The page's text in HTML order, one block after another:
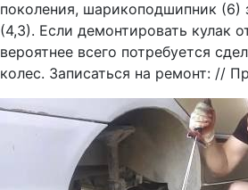
поколения, шарикоподшипник (6)
(4,3). Если демонтировать кулак
вероятнее всего потребуется
колес. Записаться на ремонт: //